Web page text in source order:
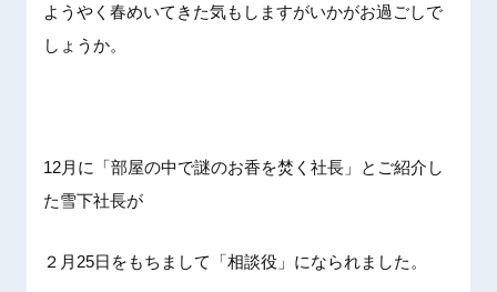
ようやく春めいてきた気もしますがいかがお過ごしで
しょうか。
12月に「部屋の中で謎のお香を焚く社長」とご紹介し
た雪下社長が
２月25日をもちまして「相談役」になられました。